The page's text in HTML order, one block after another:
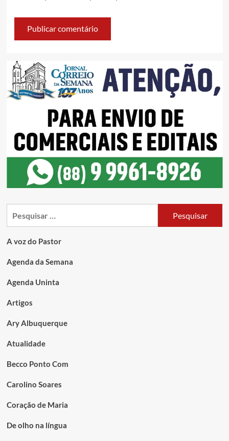
A voz do Pastor
Agenda da Semana
Agenda Uninta
Artigos
Ary Albuquerque
Atualidade
Becco Ponto Com
Carolino Soares
Coração de Maria
De olho na língua